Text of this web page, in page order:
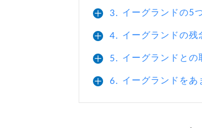
3. イーグランドの5
4. イーグランドの残
5. イーグランドとの
6. イーグランドをあ